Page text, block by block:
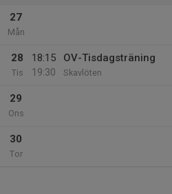
27
Mån
28
Tis
18:15
19:30
OV-Tisdagsträning
Skavlöten
29
Ons
30
Tor